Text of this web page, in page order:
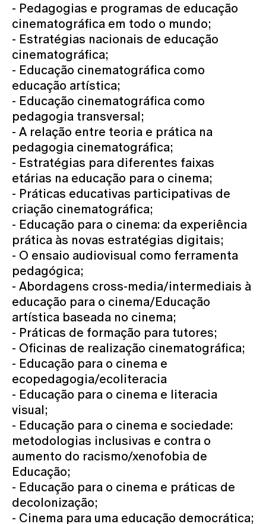
- Pedagogias e programas de educação
cinematográfica em todo o mundo;
- Estratégias nacionais de educação
cinematográfica;
- Educação cinematográfica como
educação artística;
- Educação cinematográfica como
pedagogia transversal;
- A relação entre teoria e prática na
pedagogia cinematográfica;
- Estratégias para diferentes faixas
etárias na educação para o cinema;
- Práticas educativas participativas de
criação cinematográfica;
- Educação para o cinema: da experiência
prática às novas estratégias digitais;
- O ensaio audiovisual como ferramenta
pedagógica;
- Abordagens cross-media/intermediais à
educação para o cinema/Educação
artística baseada no cinema;
- Práticas de formação para tutores;
- Oficinas de realização cinematográfica;
- Educação para o cinema e
ecopedagogia/ecoliteracia
- Educação para o cinema e literacia
visual;
- Educação para o cinema e sociedade:
metodologias inclusivas e contra o
aumento do racismo/xenofobia de
Educação;
- Educação para o cinema e práticas de
decolonização;
- Cinema para uma educação democrática;